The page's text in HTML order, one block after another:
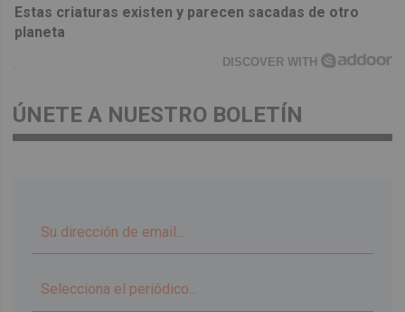
Estas criaturas existen y parecen sacadas de otro
planeta
DISCOVER WITH
ÚNETE A NUESTRO BOLETÍN